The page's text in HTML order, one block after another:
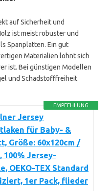
auf Sicherheit und
ist meist robuster und
Spanplatten. Ein gut
Materialien lohnt sich
ist. Bei günstigen Modellen
und Schadstofffreiheit
EMPFEHLUNG
Jersey
für Baby- &
Größe: 60x120cm /
100% Jersey-
OEKO-TEX Standard
1er Pack, flieder